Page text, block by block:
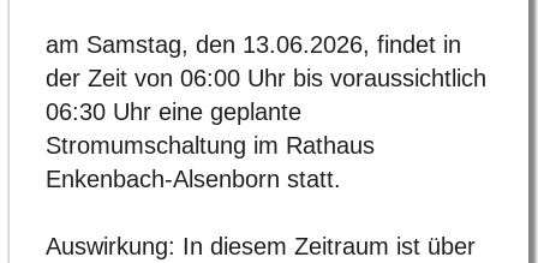
am Samstag, den 13.06.2026, findet in
der Zeit von 06:00 Uhr bis voraussichtlich
06:30 Uhr eine geplante
Stromumschaltung im Rathaus
Enkenbach-Alsenborn statt.
Auswirkung: In diesem Zeitraum ist über